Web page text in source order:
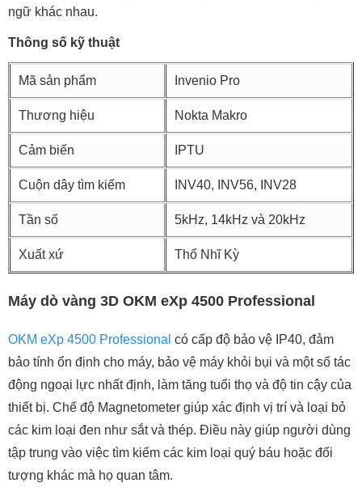
ngữ khác nhau.
Thông số kỹ thuật
Mã sản phẩm Invenio Pro
Thương hiệu Nokta Makro
Cảm biến IPTU
Cuộn dây tìm kiếm INV40, INV56, INV28
Tần số 5kHz, 14kHz và 20kHz
Xuất xứ Thổ Nhĩ Kỳ
Máy dò vàng 3D OKM eXp 4500 Professional
OKM eXp 4500 Professional có cấp độ bảo vệ IP40, đảm
bảo tính ổn định cho máy, bảo vệ máy khỏi bụi và một số tác
động ngoại lực nhất định, làm tăng tuổi thọ và độ tin cậy của
thiết bị. Chế độ Magnetometer giúp xác định vị trí và loại bỏ
các kim loại đen như sắt và thép. Điều này giúp người dùng
tập trung vào việc tìm kiếm các kim loại quý báu hoặc đối
tượng khác mà họ quan tâm.